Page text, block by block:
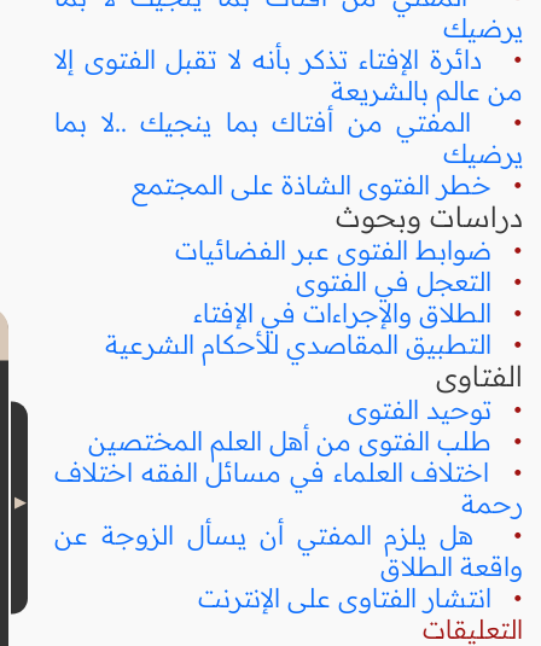
يرضيك
• دائرة الإفتاء تذكر بأنه لا تقبل الفتوى إلا
من عالم بالشريعة
• المفتي من أفتاك بما ينجيك ..لا بما
يرضيك
• خطر الفتوى الشاذة على المجتمع
دراسات وبحوث
• ضوابط الفتوى عبر الفضائيات
• التعجل في الفتوى
• الطلاق والإجراءات في الإفتاء
• التطبيق المقاصدي للأحكام الشرعية
الفتاوى
• توحيد الفتوى
• طلب الفتوى من أهل العلم المختصين
• اختلاف العلماء في مسائل الفقه اختلاف
رحمة
• هل يلزم المفتي أن يسأل الزوجة عن
واقعة الطلاق
• انتشار الفتاوى على الإنترنت
التعليقات